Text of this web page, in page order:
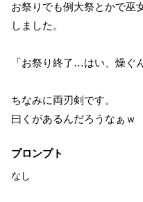
お祭りでも例大祭とかで巫
しました。
「お祭り終了…はい、燥ぐ
ちなみに両刃剣です。
曰くがあるんだろうなぁｗ
プロンプト
なし